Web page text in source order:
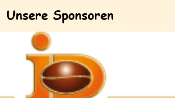
Unsere Sponsoren